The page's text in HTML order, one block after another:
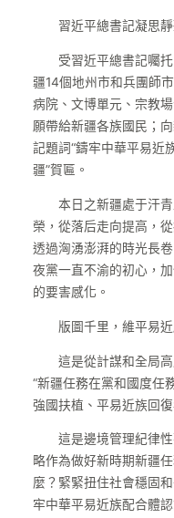
習近平總書記凝思
受習近平總書記囑
疆14個地州市和兵團師
病院、文博單元、宗教
願帶給新疆各族國民；
記題詞“鑄牢中華平易近
疆”賀匾。
本日之新疆處于汗
榮，從落后走向提高，
透過洶湧澎湃的時光長
夜黨一直不渝的初心，
的要害感化。
版圖千里，維平易
這是從計謀和全局
“新疆任務在黨和國度任
強國扶植、平易近族回
這是邊境管理紀律
略作為做好新時期新疆
麼？緊緊扭住社會穩固
牢中華平易近族配合體